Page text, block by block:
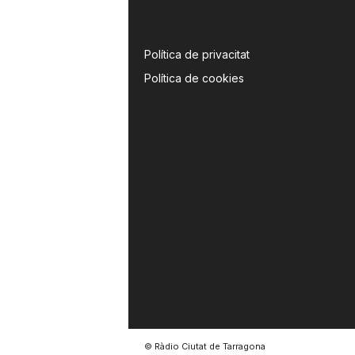
Política de privacitat
Política de cookies
© Ràdio Ciutat de Tarragona